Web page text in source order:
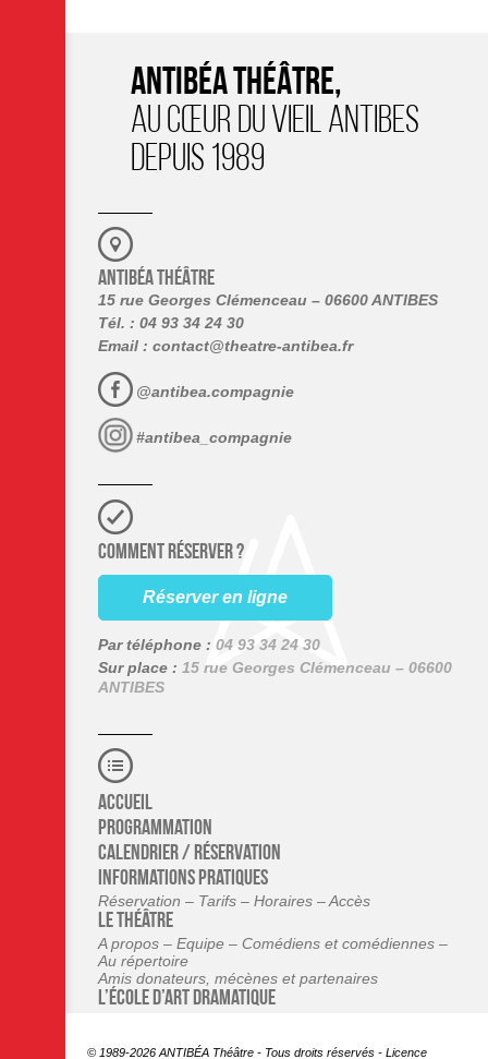
ANTIBÉA THÉÂTRE,
AU CŒUR DU VIEIL ANTIBES
DEPUIS 1989
ANTIBÉA THÉÂTRE
15 rue Georges Clémenceau – 06600 ANTIBES
Tél. : 04 93 34 24 30
Email : contact@theatre-antibea.fr
@antibea.compagnie
#antibea_compagnie
COMMENT RÉSERVER ?
Réserver en ligne
Par téléphone : 04 93 34 24 30
Sur place : 15 rue Georges Clémenceau – 06600
ANTIBES
Accueil
Programmation
Calendrier / Réservation
Informations pratiques
Réservation – Tarifs – Horaires – Accès
Le théâtre
A propos – Equipe – Comédiens et comédiennes –
Au répertoire
Amis donateurs, mécènes et partenaires
L’école d’art dramatique
© 1989-2026 ANTIBÉA Théâtre - Tous droits réservés - Licence